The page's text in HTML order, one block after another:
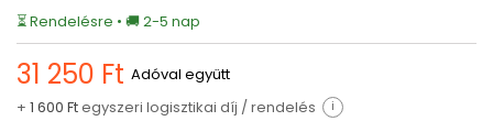
⏳ Rendelésre • 🚚 2-5 nap
31 250 Ft Adóval együtt
+ 1 600 Ftegyszeri logisztikai díj / rendelés i